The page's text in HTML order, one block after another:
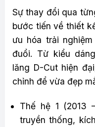
Sự thay đổi qua
bước tiến về thiết
ưu hóa trải
đuổi. Từ kiểu
lăng D-Cut hiện
chỉnh để vừa đẹp
Thế hệ 1 (2013
truyền thống,